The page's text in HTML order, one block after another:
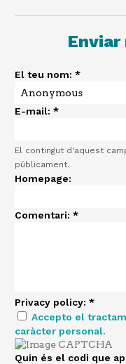
El teu nom: *
E-mail: *
El contingut d'aquest
públicament.
Homepage:
Comentari: *
Privacy policy: *
Accepto el
caràcter personal.
Quin és el codi que